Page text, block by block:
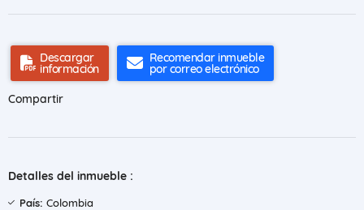
Descargar
información
Recomendar inmueble
por correo electrónico
Compartir
Detalles del inmueble :
País: Colombia